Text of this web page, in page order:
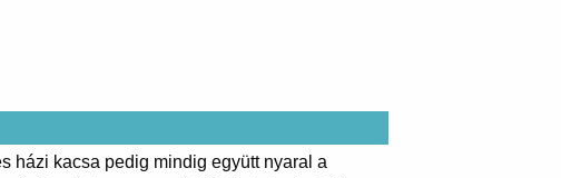
házi kacsa pedig mindig együtt nyaral a